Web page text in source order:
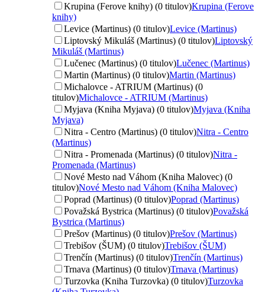
Krupina (Ferove knihy) (0 titulov)Krupina (Ferove
knihy)
Levice (Martinus) (0 titulov)Levice (Martinus)
Liptovský Mikuláš (Martinus) (0 titulov)Liptovský
Mikuláš (Martinus)
Lučenec (Martinus) (0 titulov)Lučenec (Martinus)
Martin (Martinus) (0 titulov)Martin (Martinus)
Michalovce - ATRIUM (Martinus) (0
titulov)Michalovce - ATRIUM (Martinus)
Myjava (Kniha Myjava) (0 titulov)Myjava (Kniha
Myjava)
Nitra - Centro (Martinus) (0 titulov)Nitra - Centro
(Martinus)
Nitra - Promenada (Martinus) (0 titulov)Nitra -
Promenada (Martinus)
Nové Mesto nad Váhom (Kniha Malovec) (0
titulov)Nové Mesto nad Váhom (Kniha Malovec)
Poprad (Martinus) (0 titulov)Poprad (Martinus)
Považská Bystrica (Martinus) (0 titulov)Považská
Bystrica (Martinus)
Prešov (Martinus) (0 titulov)Prešov (Martinus)
Trebišov (ŠUM) (0 titulov)Trebišov (ŠUM)
Trenčín (Martinus) (0 titulov)Trenčín (Martinus)
Trnava (Martinus) (0 titulov)Trnava (Martinus)
Turzovka (Kniha Turzovka) (0 titulov)Turzovka